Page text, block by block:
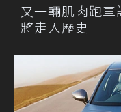
又一輛肌肉跑
將走入歷史